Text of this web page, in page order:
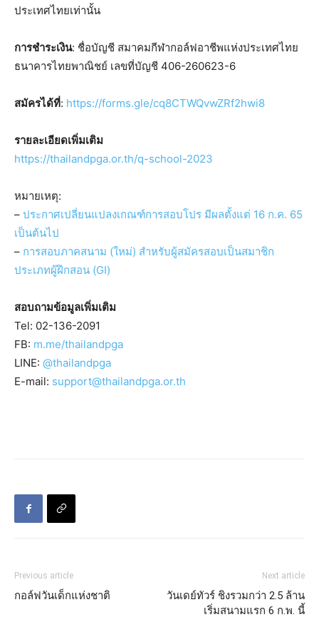
ประเทศไทยเท่านั้น
การชำระเงิน: ชื่อบัญชี สมาคมกีฬากอล์ฟอาชีพแห่งประเทศไทย
ธนาคารไทยพาณิชย์ เลขที่บัญชี 406-260623-6
สมัครได้ที่: https://forms.gle/cq8CTWQvwZRf2hwi8
รายละเอียดเพิ่มเติม
https://thailandpga.or.th/q-school-2023
หมายเหตุ:
– ประกาศเปลี่ยนแปลงเกณฑ์การสอบโปร มีผลตั้งแต่ 16 ก.ค. 65
เป็นต้นไป
– การสอบภาคสนาม (ใหม่) สำหรับผู้สมัครสอบเป็นสมาชิก
ประเภทผู้ฝึกสอน (GI)
สอบถามข้อมูลเพิ่มเติม
Tel: 02-136-2091
FB: m.me/thailandpga
LINE: @thailandpga
E-mail: support@thailandpga.or.th
Previous article
กอล์ฟวันเด็กแห่งชาติ
Next article
วันเดย์ทัวร์ ชิงรวมกว่า 2.5 ล้าน
เริ่มสนามแรก 6 ก.พ. นี้